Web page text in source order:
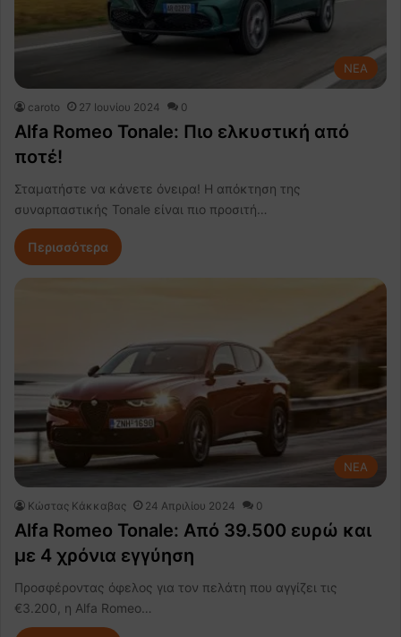
NEA
caroto 27 Ιουνίου 2024 0
Alfa Romeo Tonale: Πιο ελκυστική από
ποτέ!
Σταματήστε να κάνετε όνειρα! Η απόκτηση της
συναρπαστικής Tonale είναι πιο προσιτή…
Περισσότερα
NEA
Κώστας Κάκκαβας 24 Απριλίου 2024 0
Alfa Romeo Tonale: Από 39.500 ευρώ και
με 4 χρόνια εγγύηση
Προσφέροντας όφελος για τον πελάτη που αγγίζει τις
€3.200, η Alfa Romeo…